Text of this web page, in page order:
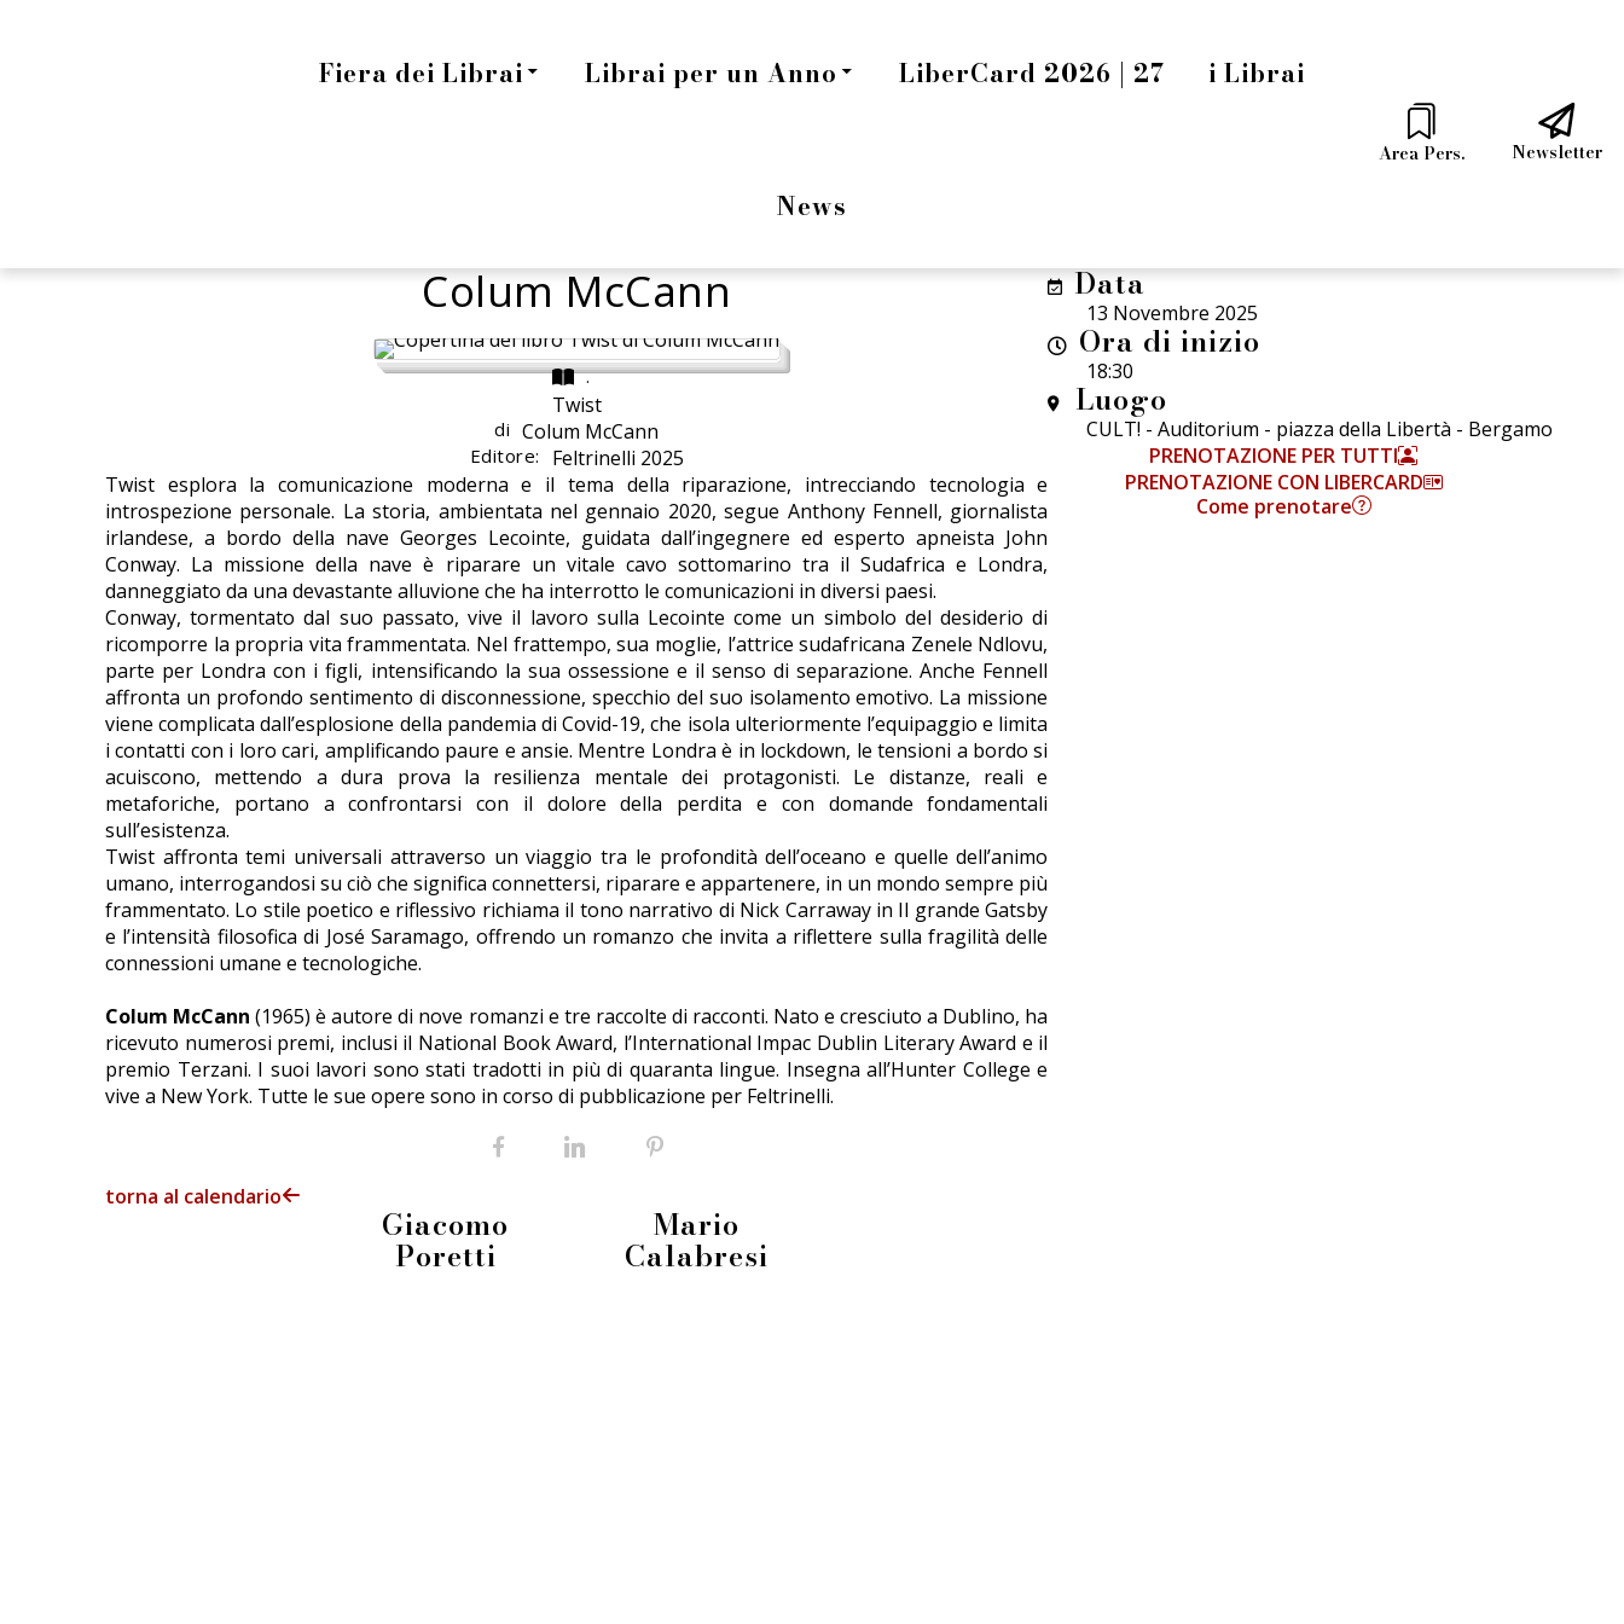
Fiera dei Librai Librai per un Anno LiberCard 2026 | 27 i Librai
News
Area Pers. Newsletter
Colum McCann
.
Twist
di Colum McCann
Editore:
Feltrinelli 2025
Twist esplora la comunicazione moderna e il tema della riparazione, intrecciando tecnologia e
introspezione personale. La storia, ambientata nel gennaio 2020, segue Anthony Fennell, giornalista
irlandese, a bordo della nave Georges Lecointe, guidata dall’ingegnere ed esperto apneista John
Conway. La missione della nave è riparare un vitale cavo sottomarino tra il Sudafrica e Londra,
danneggiato da una devastante alluvione che ha interrotto le comunicazioni in diversi paesi.
Conway, tormentato dal suo passato, vive il lavoro sulla Lecointe come un simbolo del desiderio di
ricomporre la propria vita frammentata. Nel frattempo, sua moglie, l’attrice sudafricana Zenele Ndlovu,
parte per Londra con i figli, intensificando la sua ossessione e il senso di separazione. Anche Fennell
affronta un profondo sentimento di disconnessione, specchio del suo isolamento emotivo. La missione
viene complicata dall’esplosione della pandemia di Covid-19, che isola ulteriormente l’equipaggio e limita
i contatti con i loro cari, amplificando paure e ansie. Mentre Londra è in lockdown, le tensioni a bordo si
acuiscono, mettendo a dura prova la resilienza mentale dei protagonisti. Le distanze, reali e
metaforiche, portano a confrontarsi con il dolore della perdita e con domande fondamentali
sull’esistenza.
Twist affronta temi universali attraverso un viaggio tra le profondità dell’oceano e quelle dell’animo
umano, interrogandosi su ciò che significa connettersi, riparare e appartenere, in un mondo sempre più
frammentato. Lo stile poetico e riflessivo richiama il tono narrativo di Nick Carraway in Il grande Gatsby
e l’intensità filosofica di José Saramago, offrendo un romanzo che invita a riflettere sulla fragilità delle
connessioni umane e tecnologiche.
Colum McCann (1965) è autore di nove romanzi e tre raccolte di racconti. Nato e cresciuto a Dublino, ha
ricevuto numerosi premi, inclusi il National Book Award, l’International Impac Dublin Literary Award e il
premio Terzani. I suoi lavori sono stati tradotti in più di quaranta lingue. Insegna all’Hunter College e
vive a New York. Tutte le sue opere sono in corso di pubblicazione per Feltrinelli.
Facebook LinkedIn
Data
13 Novembre 2025
Ora di inizio
18:30
Luogo
CULT! - Auditorium - piazza della Libertà - Bergamo
PRENOTAZIONE PER TUTTI
PRENOTAZIONE CON LIBERCARD
Come prenotare
torna al calendario
Giacomo
Poretti
Mario
Calabresi